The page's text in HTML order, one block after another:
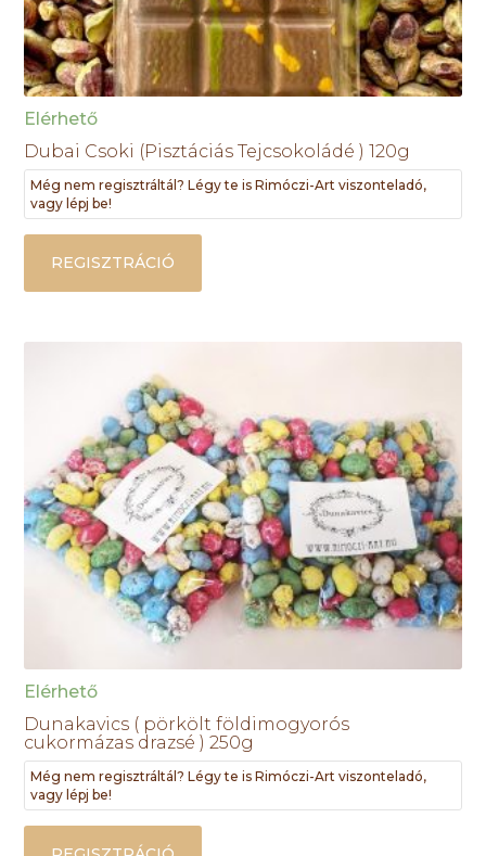
Elérhető
Dubai Csoki (Pisztáciás Tejcsokoládé ) 120g
Még nem regisztráltál? Légy te is Rimóczi-Art viszonteladó,
vagy lépj be!
REGISZTRÁCIÓ
Elérhető
Dunakavics ( pörkölt földimogyorós
cukormázas drazsé ) 250g
Még nem regisztráltál? Légy te is Rimóczi-Art viszonteladó,
vagy lépj be!